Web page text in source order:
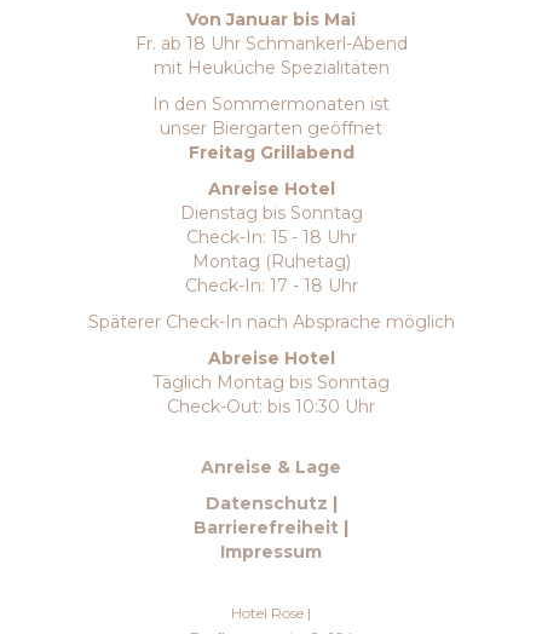
Von Januar bis Mai
Fr. ab 18 Uhr Schmankerl-Abend
mit Heuküche Spezialitäten
In den Sommermonaten ist
unser Biergarten geöffnet
Freitag Grillabend
Anreise Hotel
Dienstag bis Sonntag
Check-In: 15 - 18 Uhr
Montag (Ruhetag)
Check-In: 17 - 18 Uhr
Späterer Check-In nach Absprache möglich
Abreise Hotel
Täglich Montag bis Sonntag
Check-Out: bis 10:30 Uhr
Anreise & Lage
Datenschutz |
Barrierefreiheit |
Impressum
Hotel Rose |